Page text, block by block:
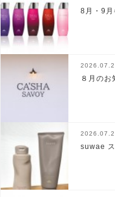
8月・9月
８月のお
suwae ス